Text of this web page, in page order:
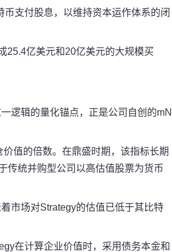
支付股息，以维持资本运作体系的闭
25.4亿美元和20亿美元的大规模买
逻辑的量化锚点，正是公司自创的mN
值的倍数。在鼎盛时期，该指标长期
传统并购型公司以高估值股票为货币
市场对Strategy的估值已低于其比特
在计算企业价值时，采用债务本金和